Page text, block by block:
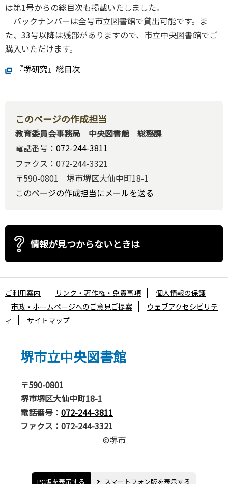
は第1号からの総目次も掲載いたしました。
バックナンバーは全号市立図書館で貸出可能です。ま
た、33号以降は残部がありますので、市立中央図書館でご
購入いただけます。
『堺研究』総目次
このページの作成担当
教育委員会事務局 中央図書館 総務課
電話番号： 072-244-3811
ファクス：072-244-3321
〒590-0801 堺市堺区大仙中町18-1
このページの作成担当にメールを送る
情報が見つからないときは
堺市立中央図書館
〒590-0801
堺市堺区大仙中町18-1
電話番号： 072-244-3811
ファクス：072-244-3321
ご利用案内 リンク・著作権・免責事項
個人情報の保護
市政・ホームページへのご意見ご提案
ウェブアクセシビリテ
ィ
サイトマップ
©堺市
PC版を表示する スマートフォン版を表示する